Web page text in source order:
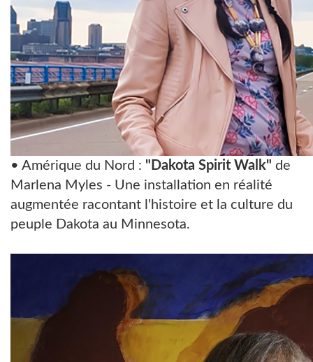
• Amérique du Nord : "Dakota Spirit Walk" de
Marlena Myles - Une installation en réalité
augmentée racontant l'histoire et la culture du
peuple Dakota au Minnesota.